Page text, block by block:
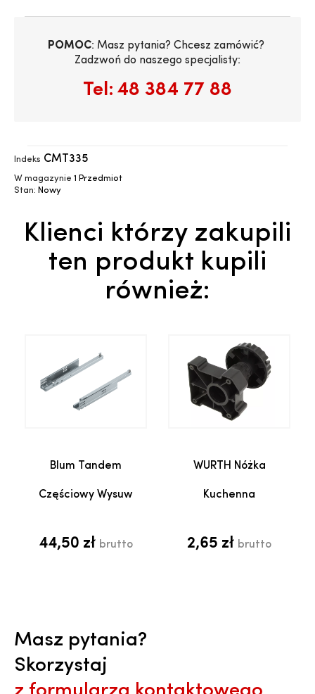
POMOC: Masz pytania? Chcesz zamówić?
Zadzwoń do naszego specjalisty:
Tel: 48 384 77 88
Indeks CMT335
W magazynie 1 Przedmiot
Stan: Nowy
Klienci którzy zakupili
ten produkt kupili
również:
Blum Tandem
Częściowy Wysuw
44,50 zł brutto
WURTH Nóżka
Kuchenna
2,65 zł brutto
Masz pytania?
Skorzystaj